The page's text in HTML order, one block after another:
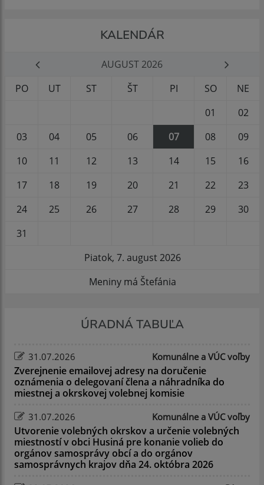
KALENDÁR
AUGUST 2026
PO
UT ST ŠT PI SO
NE
01
02
03
04 05 06 07 08
09
10
11 12 13 14 15
16
17
18 19 20 21 22
23
24
25 26 27 28 29
30
31
Piatok, 7. august 2026
Meniny má Štefánia
ÚRADNÁ TABUĽA
31.07.2026 Komunálne a VÚC voľby
Zverejnenie emailovej adresy na doručenie
oznámenia o delegovaní člena a náhradníka do
miestnej a okrskovej volebnej komisie
31.07.2026 Komunálne a VÚC voľby
Utvorenie volebných okrskov a určenie volebných
miestností v obci Husiná pre konanie volieb do
orgánov samosprávy obcí a do orgánov
samosprávnych krajov dňa 24. októbra 2026